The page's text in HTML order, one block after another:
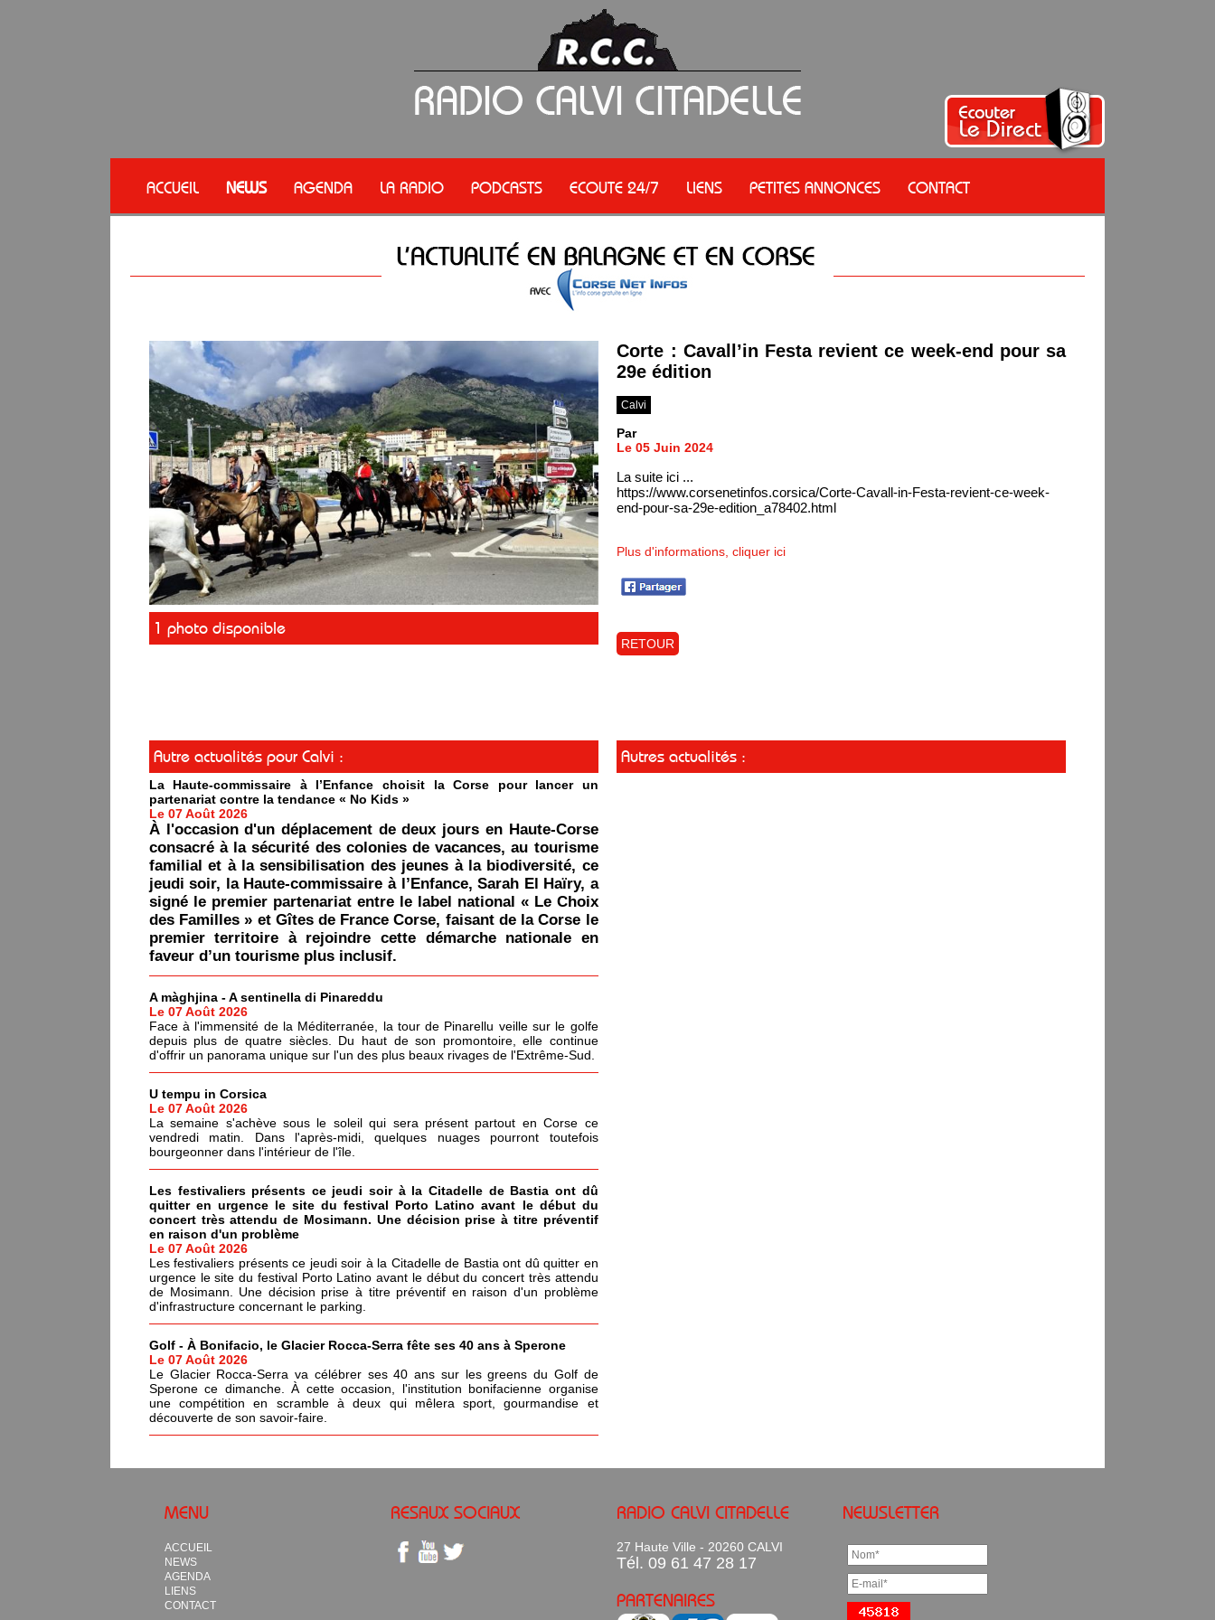
ACCUEIL NEWS AGENDA LA RADIO PODCASTS ECOUTE 24/7 LIENS PETITES ANNONCES CONTACT
1 photo disponible
Corte : Cavall’in Festa revient ce week-end pour sa
29e édition
Calvi
Par
Le 05 Juin 2024
La suite ici ...
https://www.corsenetinfos.corsica/Corte-Cavall-in-Festa-revient-ce-week-
end-pour-sa-29e-edition_a78402.html
Plus d'informations, cliquer ici
RETOUR
Autre actualités pour Calvi :
La Haute-commissaire à l’Enfance choisit la Corse pour lancer un
partenariat contre la tendance « No Kids »
Le 07 Août 2026
À l'occasion d'un déplacement de deux jours en Haute-Corse
consacré à la sécurité des colonies de vacances, au tourisme
familial et à la sensibilisation des jeunes à la biodiversité, ce
jeudi soir, la Haute-commissaire à l’Enfance, Sarah El Haïry, a
signé le premier partenariat entre le label national « Le Choix
des Familles » et Gîtes de France Corse, faisant de la Corse le
premier territoire à rejoindre cette démarche nationale en
faveur d’un tourisme plus inclusif.
A màghjina - A sentinella di Pinareddu
Le 07 Août 2026
Face à l'immensité de la Méditerranée, la tour de Pinarellu veille sur le golfe
depuis plus de quatre siècles. Du haut de son promontoire, elle continue
d'offrir un panorama unique sur l'un des plus beaux rivages de l'Extrême-Sud.
U tempu in Corsica
Le 07 Août 2026
La semaine s'achève sous le soleil qui sera présent partout en Corse ce
vendredi matin. Dans l'après-midi, quelques nuages pourront toutefois
bourgeonner dans l'intérieur de l'île.
Les festivaliers présents ce jeudi soir à la Citadelle de Bastia ont dû
quitter en urgence le site du festival Porto Latino avant le début du
concert très attendu de Mosimann. Une décision prise à titre préventif
en raison d'un problème
Le 07 Août 2026
Les festivaliers présents ce jeudi soir à la Citadelle de Bastia ont dû quitter en
urgence le site du festival Porto Latino avant le début du concert très attendu
de Mosimann. Une décision prise à titre préventif en raison d'un problème
d'infrastructure concernant le parking.
Golf - À Bonifacio, le Glacier Rocca-Serra fête ses 40 ans à Sperone
Le 07 Août 2026
Le Glacier Rocca-Serra va célébrer ses 40 ans sur les greens du Golf de
Sperone ce dimanche. À cette occasion, l'institution bonifacienne organise
une compétition en scramble à deux qui mêlera sport, gourmandise et
découverte de son savoir-faire.
Autres actualités :
MENU
ACCUEIL
NEWS
AGENDA
LIENS
CONTACT
RESAUX SOCIAUX RADIO CALVI CITADELLE
27 Haute Ville - 20260 CALVI
Tél. 09 61 47 28 17
PARTENAIRES
NEWSLETTER